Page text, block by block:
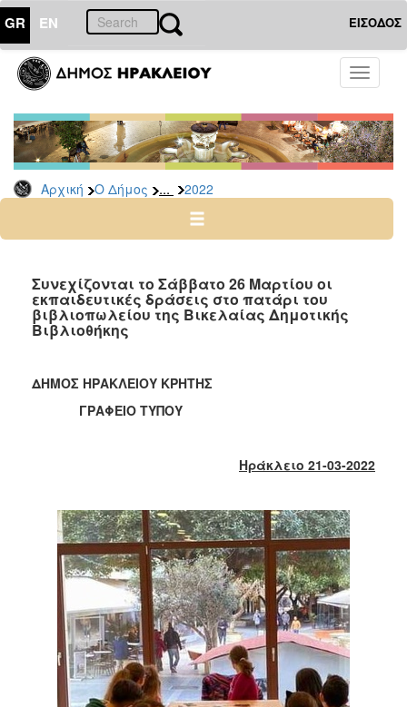
GR EN ΕΙΣΟΔΟΣ
Toggle
Αρχική Ο Δήμος ... 2022
ΔΗΜΟΣ
Δελτία
Τύπου
Αρχείο
2026
2024
2022
2021
2019
2018
2013
2012
2011
2006
Συνεχίζονται το Σάββατο 26 Μαρτίου οι
εκπαιδευτικές δράσεις στο πατάρι του
βιβλιοπωλείου της Βικελαίας Δημοτικής
Βιβλιοθήκης
ΔΗΜΟΣ ΗΡΑΚΛΕΙΟΥ ΚΡΗΤΗΣ
ΓΡΑΦΕΙΟ ΤΥΠΟΥ
Ηράκλειο 21-03-2022